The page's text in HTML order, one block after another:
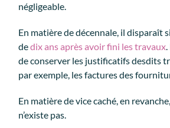
négligeable.
En matière de décennale, il disparaît
dedix ans après avoir fini les travaux
de conserver les justificatifs desdits
par exemple, les factures des
En matière de vice caché, en
n’existe pas.